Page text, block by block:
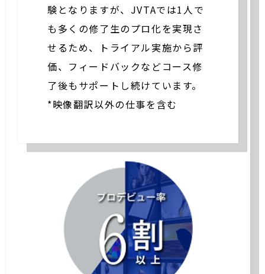
験となりますが、JVTAでは1人で
も多くの修了生のプロ化を実現さ
せるため、トライアル実施から評
価、フィードバックなどコース修
了後もサポートし続けています。
*映像翻訳以外の仕事を含む